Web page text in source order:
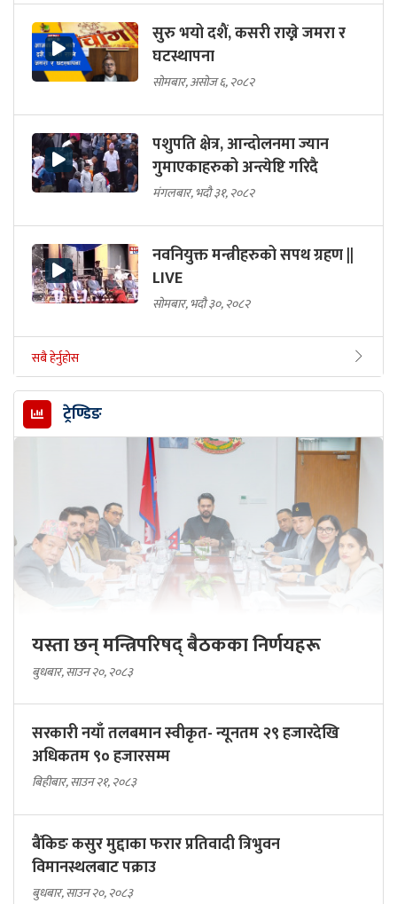
सुरु भयो दशैं, कसरी राख्ने जमरा र
घटस्थापना
सोमबार, असोज ६, २०८२
पशुपति क्षेत्र, आन्दोलनमा ज्यान
गुमाएकाहरुको अन्त्येष्टि गरिदै
मंगलबार, भदौ ३१, २०८२
नवनियुक्त मन्त्रीहरुको सपथ ग्रहण ||
LIVE
सोमबार, भदौ ३०, २०८२
सबै हेर्नुहोस
ट्रेण्डिङ
यस्ता छन् मन्त्रिपरिषद् बैठकका निर्णयहरू
बुधबार, साउन २०, २०८३
सरकारी नयाँ तलबमान स्वीकृत- न्यूनतम २९ हजारदेखि
अधिकतम ९० हजारसम्म
बिहीबार, साउन २१, २०८३
बैंकिङ कसुर मुद्दाका फरार प्रतिवादी त्रिभुवन
विमानस्थलबाट पक्राउ
बुधबार, साउन २०, २०८३